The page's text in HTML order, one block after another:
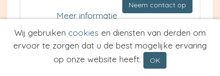
Neem contact op
Meer informatie
Prijs van Espresso
Prijs van Cappuccino
Wij gebruiken cookies en diensten van derden om
ervoor te zorgen dat u de best mogelijke ervaring
op onze website heeft.
OK